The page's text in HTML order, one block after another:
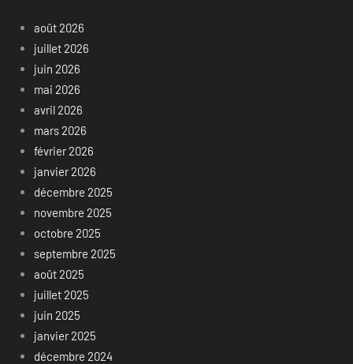
août 2026
juillet 2026
juin 2026
mai 2026
avril 2026
mars 2026
février 2026
janvier 2026
décembre 2025
novembre 2025
octobre 2025
septembre 2025
août 2025
juillet 2025
juin 2025
janvier 2025
décembre 2024